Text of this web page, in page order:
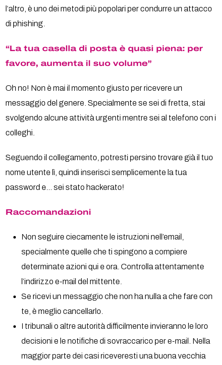
l’altro, è uno dei metodi più popolari per condurre un attacco
di phishing.
“La tua casella di posta è quasi piena: per
favore, aumenta il suo volume”
Oh no! Non è mai il momento giusto per ricevere un
messaggio del genere. Specialmente se sei di fretta, stai
svolgendo alcune attività urgenti mentre sei al telefono con i
colleghi.
Seguendo il collegamento, potresti persino trovare già il tuo
nome utente lì, quindi inserisci semplicemente la tua
password e… sei stato hackerato!
Raccomandazioni
Non seguire ciecamente le istruzioni nell’email,
specialmente quelle che ti spingono a compiere
determinate azioni qui e ora. Controlla attentamente
l’indirizzo e-mail del mittente.
Se ricevi un messaggio che non ha nulla a che fare con
te, è meglio cancellarlo.
I tribunali o altre autorità difficilmente invieranno le loro
decisioni e le notifiche di sovraccarico per e-mail. Nella
maggior parte dei casi riceveresti una buona vecchia